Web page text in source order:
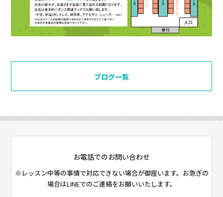
ブログ一覧
お電話でのお問い合わせ
※レッスン中等の事情で対応できない場合が御座います。お急ぎの
場合はLINEでのご連絡をお願いいたします。